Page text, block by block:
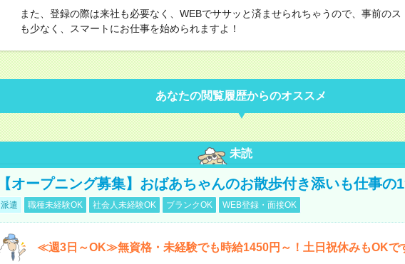
また、登録の際は来社も必要なく、WEBでササッと済ませられちゃうので、事前のス
も少なく、スマートにお仕事を始められますよ！
あなたの閲覧履歴からのオススメ
未読
【オープニング募集】おばあちゃんのお散歩付き添いも仕事の
派遣 職種未経験OK 社会人未経験OK ブランクOK WEB登録・面接OK
≪週3日～OK≫無資格・未経験でも時給1450円～！土日祝休みもOKで